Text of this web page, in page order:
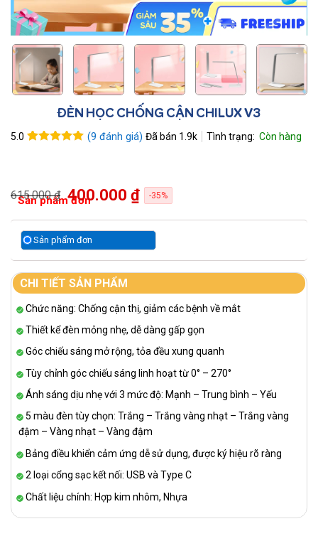
ĐÈN HỌC CHỐNG CẬN CHILUX V3
5.0 (9 đánh giá) Đã bán 1.9k
Sản phẩm đơn
Sản phẩm đơn
615.000 ₫ 400.000 ₫ -35%
CHI TIẾT SẢN PHẨM
Chức năng: Chống cận thị, giảm các bệnh về mắt
Thiết kể đèn mỏng nhẹ, dễ dàng gấp gọn
Góc chiếu sáng mở rộng, tỏa đều xung quanh
Tùy chỉnh góc chiếu sáng linh hoạt từ 0° – 270°
Ánh sáng dịu nhẹ với 3 mức độ: Mạnh – Trung bình – Yếu
5 màu đèn tùy chọn: Trắng – Trắng vàng nhạt – Trắng vàng
đậm – Vàng nhạt – Vàng đậm
Bảng điều khiển cảm ứng dễ sử dụng, được ký hiệu rõ ràng
2 loại cổng sạc kết nối: USB và Type C
Chất liệu chính: Hợp kim nhôm, Nhựa